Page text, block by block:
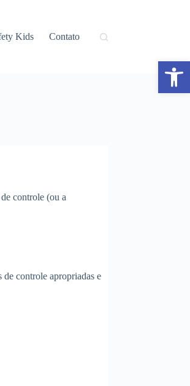
Kids Contato
controle (ou a
de controle apropriadas e
Abrir a barra de ferramentas